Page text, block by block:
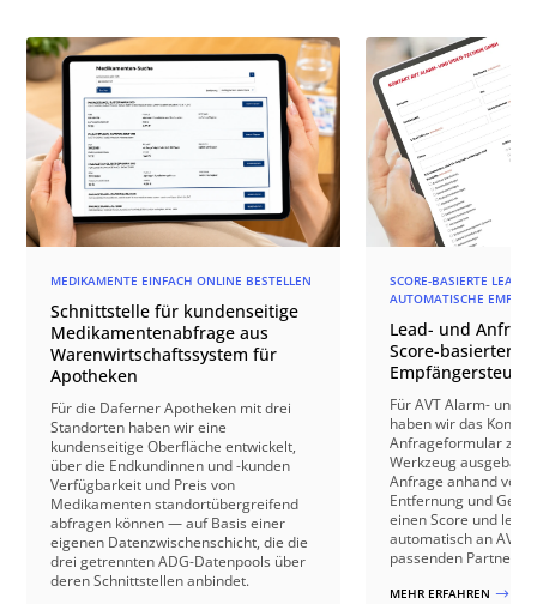
MEDIKAMENTE EINFACH ONLINE BESTELLEN
Schnittstelle für kundenseitige
Medikamentenabfrage aus
Warenwirtschaftssystem für
Apotheken
Für die Daferner Apotheken mit drei
Standorten haben wir eine
kundenseitige Oberfläche entwickelt,
über die Endkundinnen und -kunden
Verfügbarkeit und Preis von
Medikamenten standortübergreifend
abfragen können — auf Basis einer
eigenen Datenzwischenschicht, die die
drei getrennten ADG-Datenpools über
deren Schnittstellen anbindet.
SCORE-BASIERTE LEAD-
AUTOMATISCHE
Lead- und
Score-basierter
Für AVT Alarm- und
haben wir das
Anfrageformular zu
Werkzeug
Anfrage anhand von
Entfernung und
einen Score und
automatisch an AVT
passenden
MEHR ERFAHREN $